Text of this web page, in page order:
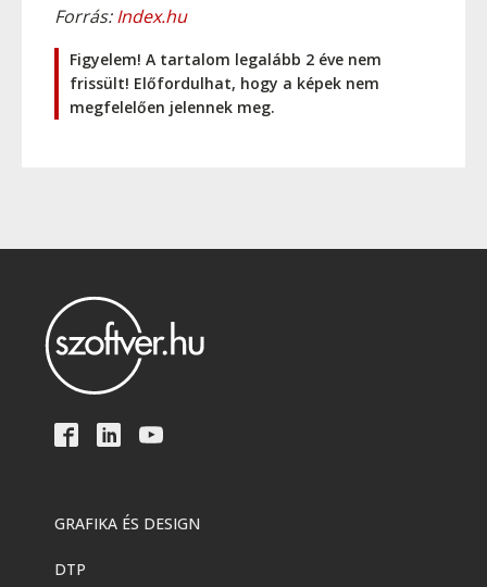
Forrás:Index.hu
Figyelem! A tartalom legalább 2 éve nem
frissült! Előfordulhat, hogy a képek nem
megfelelően jelennek meg.
GRAFIKA ÉS DESIGN
DTP